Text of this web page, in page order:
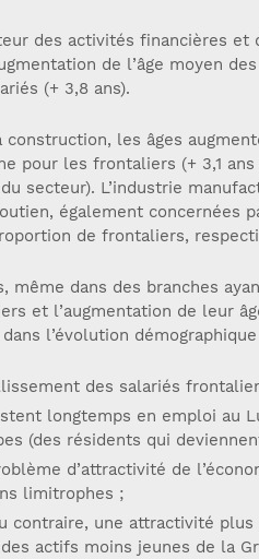
des activités financières et
de l’âge moyen
(+ 3,8 ans).
construction, les âges
pour les frontaliers (+ 3,1
secteur). L’industrie
également concernées
de frontaliers,
même dans des branches
et l’augmentation de leur
l’évolution
des salariés
longtemps en emploi au
(des résidents qui
d’attractivité de
limitrophes ;
contraire, une attractivité
actifs moins jeunes de la